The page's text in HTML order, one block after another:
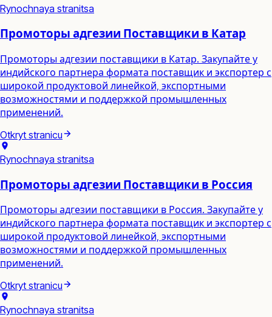
Rynochnaya stranitsa
Промоторы адгезии Поставщики в Катар
Промоторы адгезии поставщики в Катар. Закупайте у
индийского партнера формата поставщик и экспортер с
широкой продуктовой линейкой, экспортными
возможностями и поддержкой промышленных
применений.
Otkryt stranicu
Rynochnaya stranitsa
Промоторы адгезии Поставщики в Россия
Промоторы адгезии поставщики в Россия. Закупайте у
индийского партнера формата поставщик и экспортер с
широкой продуктовой линейкой, экспортными
возможностями и поддержкой промышленных
применений.
Otkryt stranicu
Rynochnaya stranitsa